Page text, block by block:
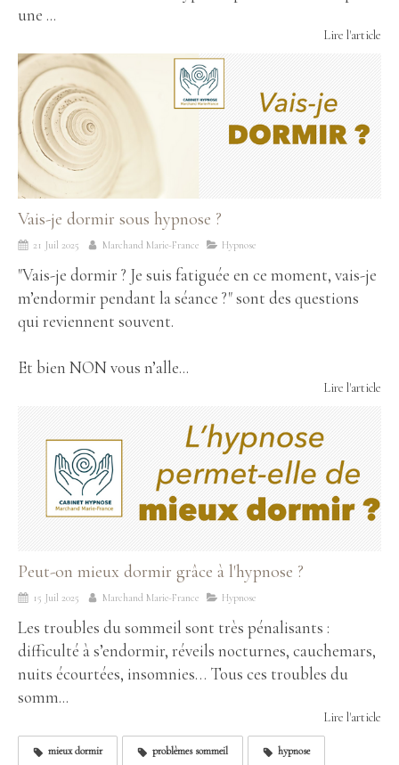
une ...
Lire l'article
Vais-je dormir sous hypnose ?
21 Juil 2025 Marchand Marie-France Hypnose
"Vais-je dormir ? Je suis fatiguée en ce moment, vais-je
m’endormir pendant la séance ?" sont des questions
qui reviennent souvent.
Et bien NON vous n’alle...
Lire l'article
Peut-on mieux dormir grâce à l'hypnose ?
15 Juil 2025 Marchand Marie-France Hypnose
Les troubles du sommeil sont très pénalisants :
difficulté à s’endormir, réveils nocturnes, cauchemars,
nuits écourtées, insomnies… Tous ces troubles du
somm...
Lire l'article
mieux dormir problèmes sommeil hypnose